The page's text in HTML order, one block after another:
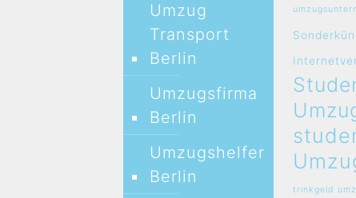
Umzug
Transport
Berlin
Umzugsfirma
Berlin
Umzugshelfer
Berlin
trinkgeld